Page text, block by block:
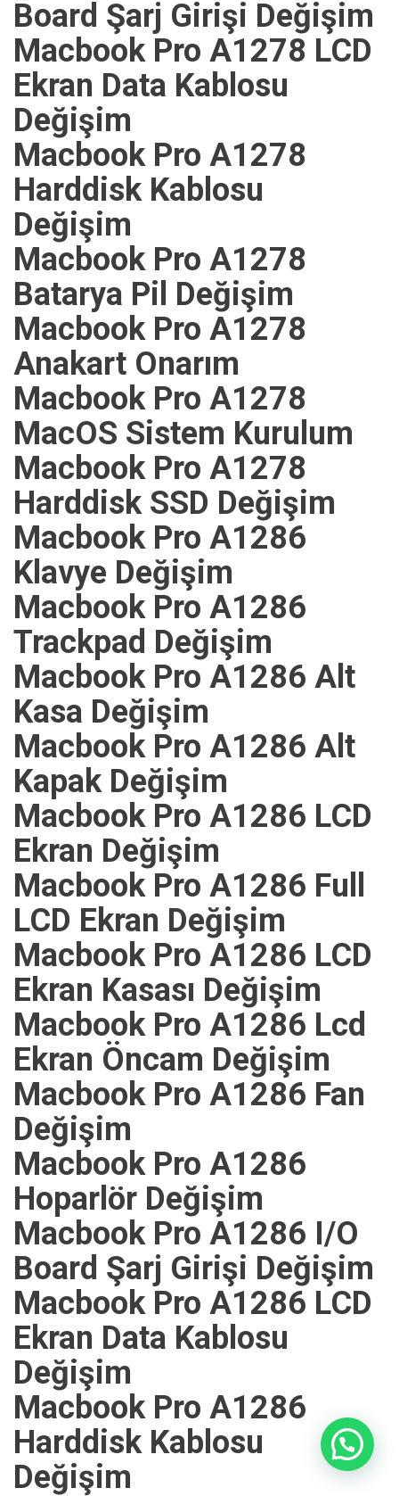
Board Şarj Girişi Değişim
Macbook Pro A1278 LCD
Ekran Data Kablosu
Değişim
Macbook Pro A1278
Harddisk Kablosu
Değişim
Macbook Pro A1278
Batarya Pil Değişim
Macbook Pro A1278
Anakart Onarım
Macbook Pro A1278
MacOS Sistem Kurulum
Macbook Pro A1278
Harddisk SSD Değişim
Macbook Pro A1286
Klavye Değişim
Macbook Pro A1286
Trackpad Değişim
Macbook Pro A1286 Alt
Kasa Değişim
Macbook Pro A1286 Alt
Kapak Değişim
Macbook Pro A1286 LCD
Ekran Değişim
Macbook Pro A1286 Full
LCD Ekran Değişim
Macbook Pro A1286 LCD
Ekran Kasası Değişim
Macbook Pro A1286 Lcd
Ekran Öncam Değişim
Macbook Pro A1286 Fan
Değişim
Macbook Pro A1286
Hoparlör Değişim
Macbook Pro A1286 I/O
Board Şarj Girişi Değişim
Macbook Pro A1286 LCD
Ekran Data Kablosu
Değişim
Macbook Pro A1286
Harddisk Kablosu
Değişim